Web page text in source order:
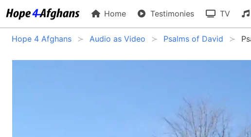
Home Testimonies TV
Hope 4 Afghans Audio as Video Psalms of David